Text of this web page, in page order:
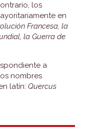
los
en
Francesa, la
la Guerra de
a
nombres
latín: Quercus